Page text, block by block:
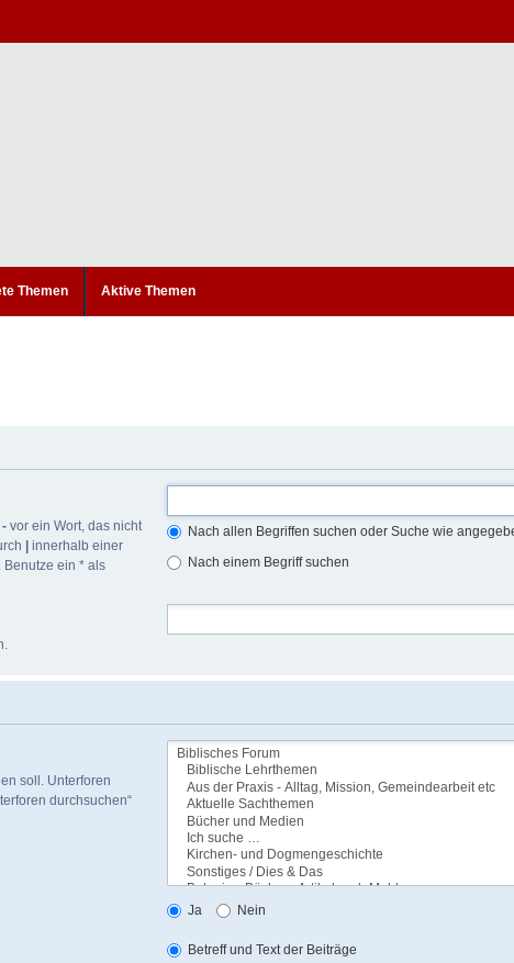
Themen Aktive Themen
- vor ein Wort, das nicht
innerhalb einer
Benutze ein * als
Nach allen Begriffen suchen oder Suche wie
Nach einem Begriff suchen
soll. Unterforen
durchsuchen“
Ja Nein
Betreff und Text der Beiträge